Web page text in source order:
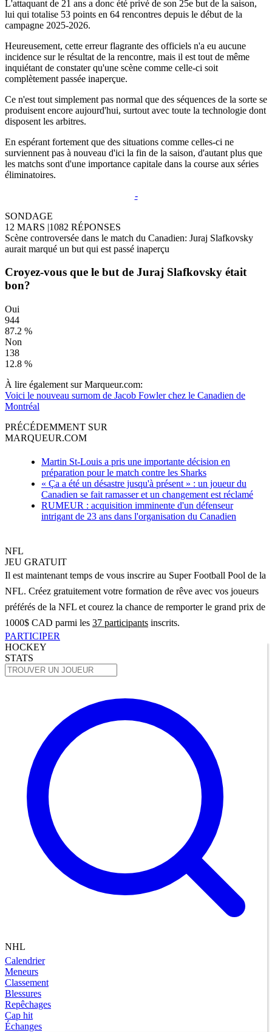
L'attaquant de 21 ans a donc été privé de son 25e but de la saison,
lui qui totalise 53 points en 64 rencontres depuis le début de la
campagne 2025-2026.
Heureusement, cette erreur flagrante des officiels n'a eu aucune
incidence sur le résultat de la rencontre, mais il est tout de même
inquiétant de constater qu'une scène comme celle-ci soit
complètement passée inaperçue.
Ce n'est tout simplement pas normal que des séquences de la sorte se
produisent encore aujourd'hui, surtout avec toute la technologie dont
disposent les arbitres.
En espérant fortement que des situations comme celles-ci ne
surviennent pas à nouveau d'ici la fin de la saison, d'autant plus que
les matchs sont d'une importance capitale dans la course aux séries
éliminatoires.
-
SONDAGE
12 MARS |1082 RÉPONSES
Scène controversée dans le match du Canadien: Juraj Slafkovsky
aurait marqué un but qui est passé inaperçu
Croyez-vous que le but de Juraj Slafkovsky était
bon?
Oui
944
87.2 %
Non
138
12.8 %
À lire également sur Marqueur.com:
Voici le nouveau surnom de Jacob Fowler chez le Canadien de
Montréal
PRÉCÉDEMMENT SUR
MARQUEUR.COM
Martin St-Louis a pris une importante décision en
préparation pour le match contre les Sharks
« Ça a été un désastre jusqu'à présent » : un joueur du
Canadien se fait ramasser et un changement est réclamé
RUMEUR : acquisition imminente d'un défenseur
intrigant de 23 ans dans l'organisation du Canadien
NFL
JEU GRATUIT
Il est maintenant temps de vous inscrire au Super Football Pool de la
NFL. Créez gratuitement votre formation de rêve avec vos joueurs
préférés de la NFL et courez la chance de remporter le grand prix de
1000$ CAD parmi les 37 participants inscrits.
PARTICIPER
HOCKEY
STATS
NHL
Calendrier
Meneurs
Classement
Blessures
Repêchages
Cap hit
Échanges